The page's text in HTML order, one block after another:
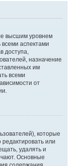
высшим уровнем
аспектами
доступа,
назначение
им
всеми
от
которые
или
удалять и
Основные